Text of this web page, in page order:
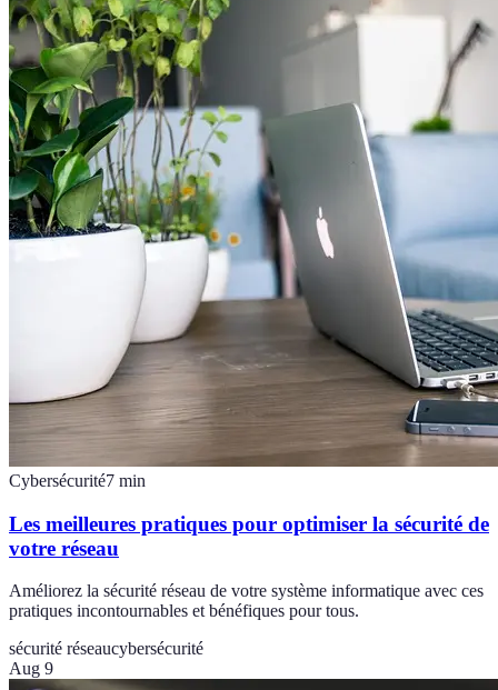
Cybersécurité7 min
Les meilleures pratiques pour optimiser la sécurité de
votre réseau
Améliorez la sécurité réseau de votre système informatique avec ces
pratiques incontournables et bénéfiques pour tous.
sécurité réseaucybersécurité
Aug 9